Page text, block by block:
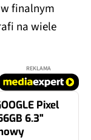
finalnym
na wiele
REKLAMA
Pixel
6.3"